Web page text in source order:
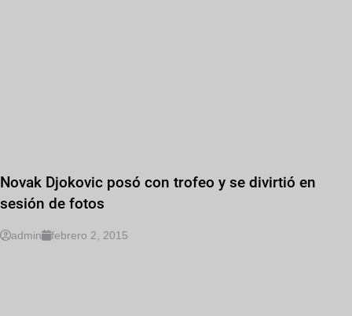
Novak Djokovic posó con trofeo y se divirtió en
sesión de fotos
admin febrero 2, 2015